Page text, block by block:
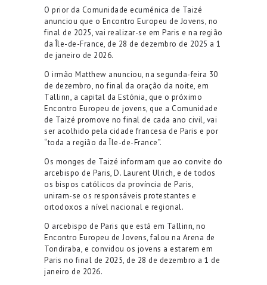
O prior da Comunidade ecuménica de Taizé
anunciou que o Encontro Europeu de Jovens, no
final de 2025, vai realizar-se em Paris e na região
da Île-de-France, de 28 de dezembro de 2025 a 1
de janeiro de 2026.
O irmão Matthew anunciou, na segunda-feira 30
de dezembro, no final da oração da noite, em
Tallinn, a capital da Estónia, que o próximo
Encontro Europeu de jovens, que a Comunidade
de Taizé promove no final de cada ano civil, vai
ser acolhido pela cidade francesa de Paris e por
“toda a região da Île-de-France”.
Os monges de Taizé informam que ao convite do
arcebispo de Paris, D. Laurent Ulrich, e de todos
os bispos católicos da província de Paris,
uniram-se os responsáveis protestantes e
ortodoxos a nível nacional e regional.
O arcebispo de Paris que está em Tallinn, no
Encontro Europeu de Jovens, falou na Arena de
Tondiraba, e convidou os jovens a estarem em
Paris no final de 2025, de 28 de dezembro a 1 de
janeiro de 2026.